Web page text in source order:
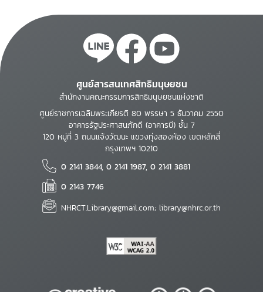
ศูนย์สารสนเทศสิทธิมนุษยชน
สำนักงานคณะกรรมการสิทธิมนุษยชนแห่งชาติ
ศูนย์ราชการเฉลิมพระเกียรติ 80 พรรษา 5 ธันวาคม 2550
อาคารรัฐประศาสนภักดี (อาคารบี) ชั้น 7
120 หมู่ที่ 3 ถนนแจ้งวัฒนะ แขวงทุ่งสองห้อง เขตหลักสี่
กรุงเทพฯ 10210
0 2141 3844, 0 2141 1987, 0 2141 3881
0 2143 7746
NHRCT.Library@gmail.com; library@nhrc.or.th